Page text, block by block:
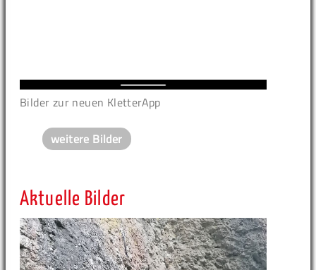
Bilder zur neuen KletterApp
weitere Bilder
Aktuelle Bilder